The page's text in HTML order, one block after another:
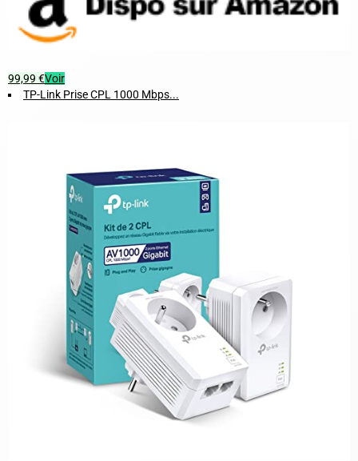
99,99 €Voir
TP-Link Prise CPL 1000 Mbps...